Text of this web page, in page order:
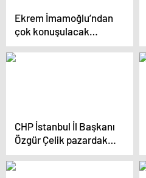
Ekrem İmamoğlu’ndan
çok konuşulacak
‘Kanal İstanbul’ çıkışı:
‘Gizli gizli ihale
CHP İstanbul İl Başkanı
Özgür Çelik pazardaki
yurttaşı dinledi